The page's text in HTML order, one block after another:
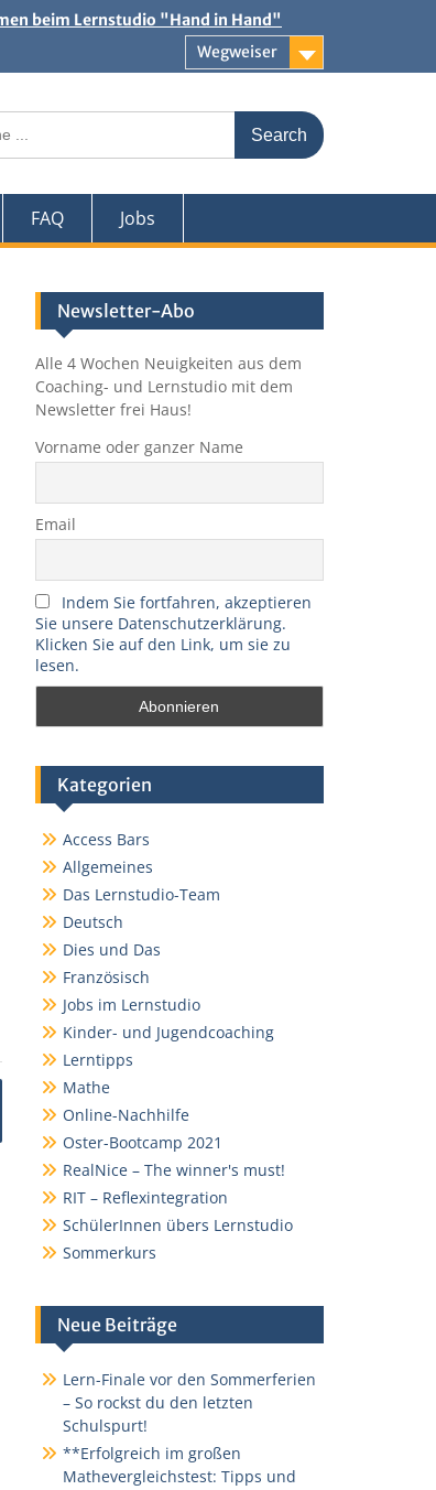
beim Lernstudio "Hand in Hand"
Wegweiser
FAQ Jobs
Newsletter-Abo
Alle 4 Wochen Neuigkeiten aus dem
Coaching- und Lernstudio mit dem
Newsletter frei Haus!
Vorname oder ganzer Name
Email
Indem Sie fortfahren, akzeptieren
Sie unsere Datenschutzerklärung.
Klicken Sie auf den Link, um sie zu
lesen.
Kategorien
Access Bars
Allgemeines
Das Lernstudio-Team
Deutsch
Dies und Das
Französisch
Jobs im Lernstudio
Kinder- und Jugendcoaching
Lerntipps
Mathe
Online-Nachhilfe
Oster-Bootcamp 2021
RealNice – The winner's must!
RIT – Reflexintegration
SchülerInnen übers Lernstudio
Sommerkurs
Neue Beiträge
Lern-Finale vor den Sommerferien
– So rockst du den letzten
Schulspurt!
**Erfolgreich im großen
Mathevergleichstest: Tipps und